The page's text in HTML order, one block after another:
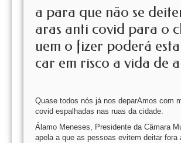
a para que não se
aras anti covid para o
uem o fizer poderá
car em risco a vida de
Quase todos nós já nos deparAmos com
covid espalhadas nas ruas da cidade.
Álamo Meneses, Presidente da Câmara
apela a que as pessoas evitem deitar fora